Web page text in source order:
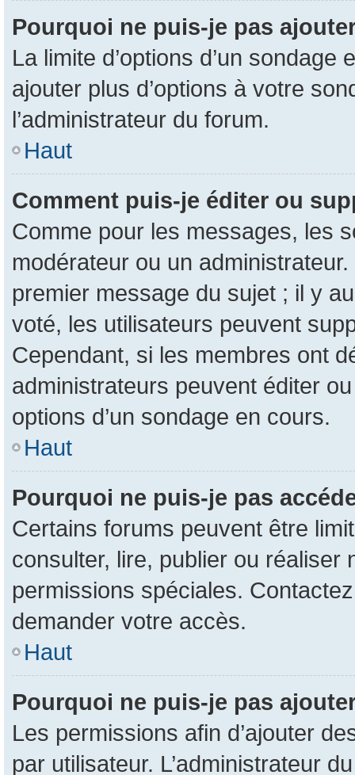
Pourquoi ne puis-je pas
La limite d’options d’un
ajouter plus d’options à votre
l’administrateur du forum.
Haut
Comment puis-je éditer ou
Comme pour les messages, les
modérateur ou un
premier message du sujet ; il y
voté, les utilisateurs peuvent
Cependant, si les membres ont
administrateurs peuvent éditer
options d’un sondage en cours.
Haut
Pourquoi ne puis-je pas
Certains forums peuvent être
consulter, lire, publier ou réaliser
permissions spéciales.
demander votre accès.
Haut
Pourquoi ne puis-je pas
Les permissions afin d’ajouter
par utilisateur. L’administrateur